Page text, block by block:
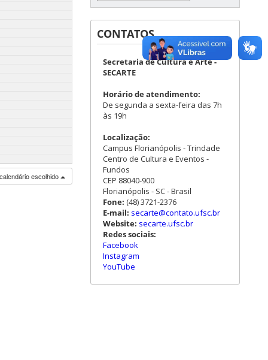
escolhido
CONTATOS
Secretaria de Cultura e Arte -
SECARTE
Horário de atendimento:
De segunda a sexta-feira das 7h
às 19h
Localização:
Campus Florianópolis - Trindade
Centro de Cultura e Eventos -
Fundos
CEP 88040-900
Florianópolis - SC - Brasil
Fone: (48) 3721-2376
E-mail: secarte@contato.ufsc.br
Website: secarte.ufsc.br
Redes sociais:
Facebook
Instagram
YouTube